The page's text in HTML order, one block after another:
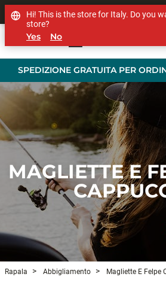
SPEDIZIONE GRATUITA PER
SHOP OTHER
MAGLIETTE E
Rapala Abbigliamento Magliette E Felpe
Hi! This is the store for Italy. Do you
store?
Yes No